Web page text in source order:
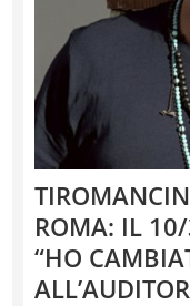
ROMA: IL
“HO